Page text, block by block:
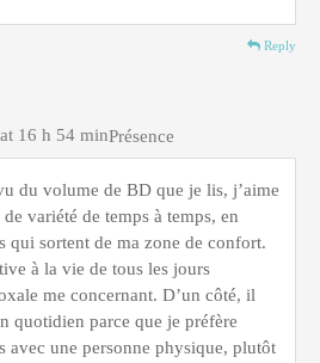
Reply
Présence
16 h 54 min
du volume de BD que je lis, j’aime
variété de temps à temps, en
qui sortent de ma zone de confort.
à la vie de tous les jours
me concernant. D’un côté, il
quotidien parce que je préfère
avec une personne physique, plutôt